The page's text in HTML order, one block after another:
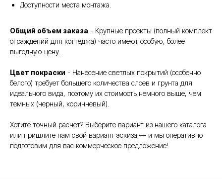
Доступности места монтажа.
Общий объем заказа - Крупные проекты (полный комплект
ограждений для коттеджа) часто имеют особую, более
выгодную цену.
Цвет покраски - Нанесение светлых покрытий (особенно
белого) требует большего количества слоев и грунта для
идеального вида, поэтому их стоимость немного выше, чем
темных (черный, коричневый).
Хотите точный расчет? Выберите вариант из нашего каталога
или пришлите нам свой вариант эскиза — и мы оперативно
подготовим для вас коммерческое предложение!